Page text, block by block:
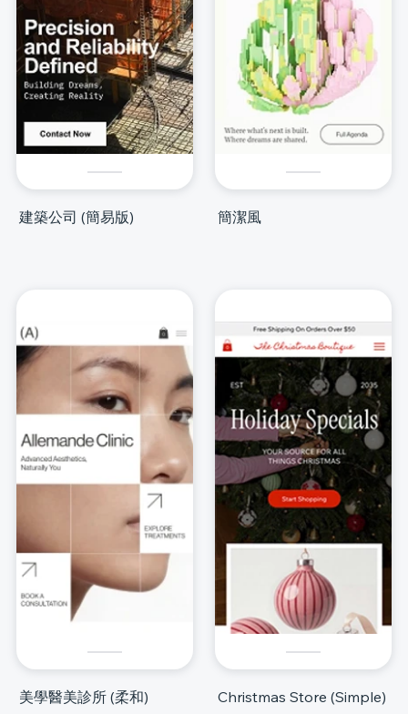
建築公司 (簡易版) 簡潔風
美學醫美診所 (柔和) Christmas Store (Simple)